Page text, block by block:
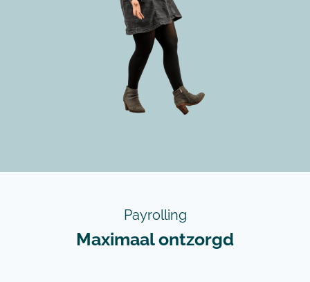
Payrolling
Maximaal ontzorgd